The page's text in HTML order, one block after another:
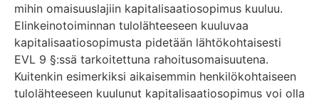
mihin omaisuuslajiin kapitalisaatiosopimus kuuluu.
Elinkeinotoiminnan tulolähteeseen kuuluvaa
kapitalisaatiosopimusta pidetään lähtökohtaisesti
EVL 9 §:ssä tarkoitettuna rahoitusomaisuutena.
Kuitenkin esimerkiksi aikaisemmin henkilökohtaiseen
tulolähteeseen kuulunut kapitalisaatiosopimus voi olla